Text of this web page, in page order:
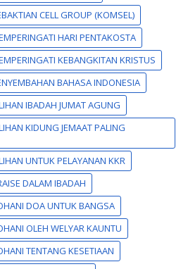
CELL GROUP (KOMSEL)
HARI PENTAKOSTA
KEBANGKITAN KRISTUS
BAHASA INDONESIA
IBADAH JUMAT AGUNG
KIDUNG JEMAAT PALING
UNTUK PELAYANAN KKR
DALAM IBADAH
DOA UNTUK BANGSA
OLEH WELYAR KAUNTU
TENTANG KESETIAAN